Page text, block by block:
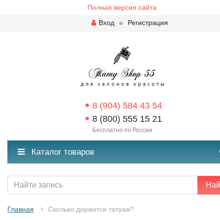
Полная версия сайта
Вход
Регистрация
8 (904) 584 43 54
8 (800) 555 15 21
Бесплатно по России
Каталог товаров
Главная Сколько держится татуаж?